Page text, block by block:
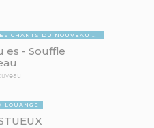
CHANTS DU NOUVEAU DANS L'AIR
es - Souffle
LOUANGE